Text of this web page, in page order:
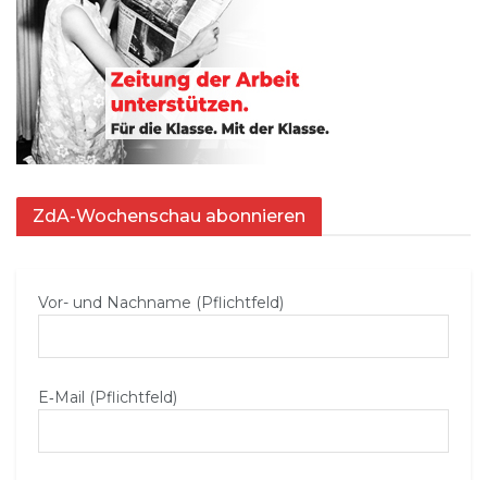
ZdA-Wochenschau abonnieren
Vor- und Nachname (Pflichtfeld)
E‑Mail (Pflichtfeld)